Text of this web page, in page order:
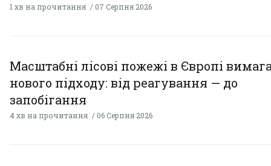
1 хв на прочитання 07 Серпня 2026
Масштабні лісові пожежі в Європі
нового підходу: від реагування — до
запобігання
4 хв на прочитання 06 Серпня 2026